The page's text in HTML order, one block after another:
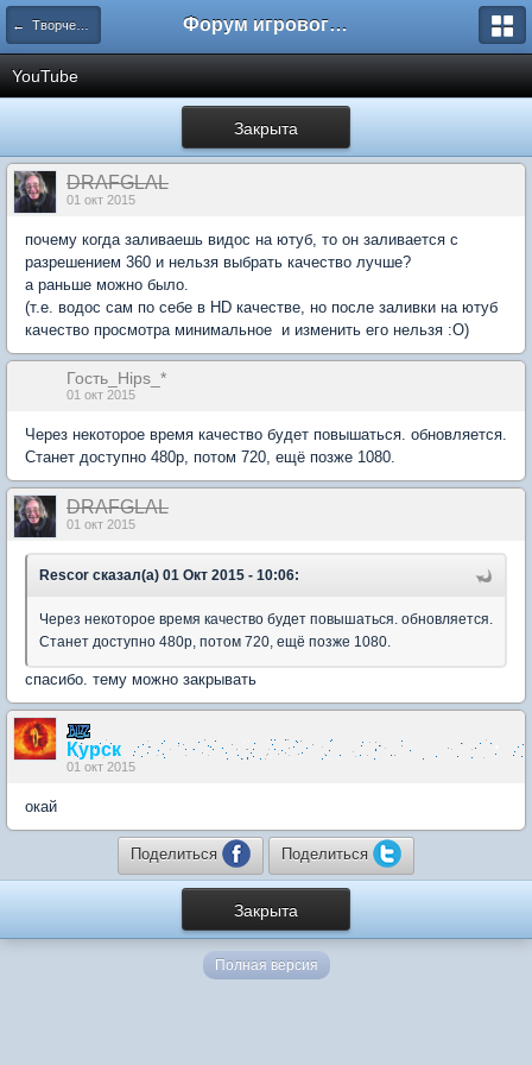
← Творчество Форум игрового проекта Riverrise
YouTube
Закрыта
DRAFGLAL
01 окт 2015
почему когда заливаешь видос на ютуб, то он заливается с
разрешением 360 и нельзя выбрать качество лучше?
а раньше можно было.
(т.е. водос сам по себе в HD качестве, но после заливки на ютуб
качество просмотра минимальное и изменить его нельзя :О)
Гость_Hips_*
01 окт 2015
Через некоторое время качество будет повышаться. обновляется.
Станет доступно 480р, потом 720, ещё позже 1080.
DRAFGLAL
01 окт 2015
Rescоr сказал(а) 01 Окт 2015 - 10:06:
Через некоторое время качество будет повышаться. обновляется.
Станет доступно 480р, потом 720, ещё позже 1080.
спасибо. тему можно закрывать
Курск
01 окт 2015
окай
Поделиться Поделиться
Закрыта
Полная версия